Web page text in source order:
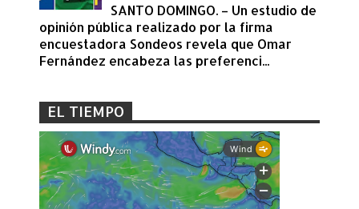
SANTO DOMINGO. – Un estudio de
opinión pública realizado por la firma
encuestadora Sondeos revela que Omar
Fernández encabeza las preferenci...
EL TIEMPO